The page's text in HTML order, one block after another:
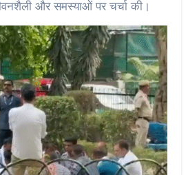
और समस्याओं पर चर्चा की।